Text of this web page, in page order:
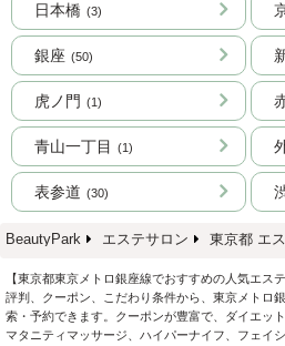
日本橋 (3)
銀座 (50)
虎ノ門 (1)
青山一丁目 (1)
表参道 (30)
BeautyPark エステサロン 東京都 エ
【東京都東京メトロ銀座線でおすすめの人気エス
評判、クーポン、こだわり条件から、東京メトロ
索・予約できます。クーポンが豊富で、ダイエッ
マタニティマッサージ、ハイパーナイフ、フェイ